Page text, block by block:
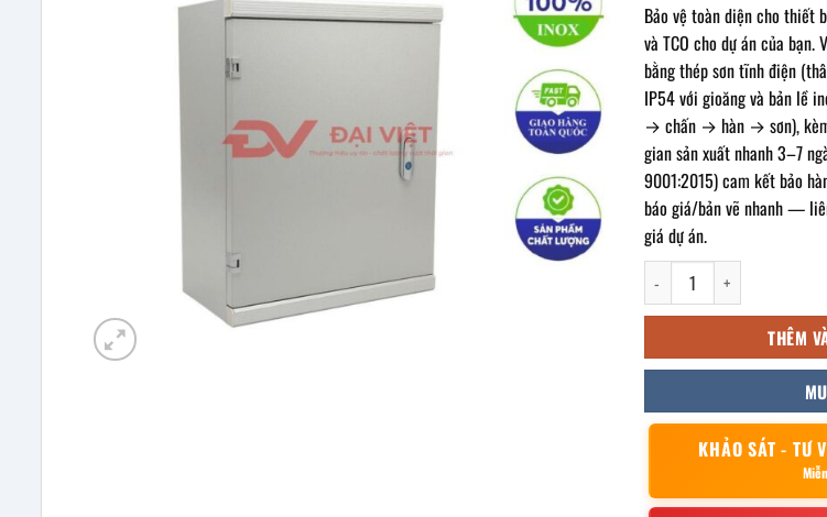
Bảo vệ toàn diện cho thiết
và TCO cho dự án của
bằng thép sơn tĩnh điện
IP54 với gioăng và bản lề
→ chấn → hàn → sơn), kèm
gian sản xuất nhanh 3–7
9001:2015) cam kết bảo
báo giá/bản vẽ nhanh —
giá dự án.
Vỏ tủ điều khiển trong nhà
THÊM
KHẢO SÁT - TƯ